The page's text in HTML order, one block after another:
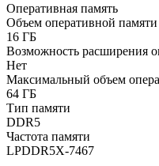
Оперативная память
Объем оперативной памяти
16 ГБ
Возможность расширения
Нет
Максимальный объем
64 ГБ
Тип памяти
DDR5
Частота памяти
LPDDR5X-7467